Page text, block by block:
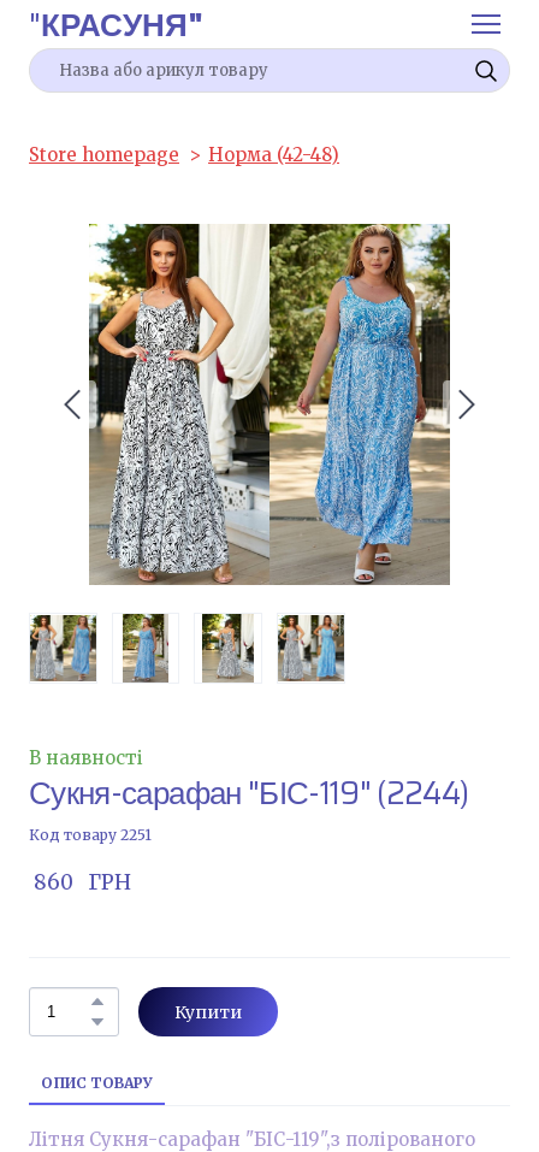
"КРАСУНЯ"
Store homepage Норма (42-48)
В наявності
Сукня-сарафан "БІС-119"(2244)
Код товару 2251
860   ГРН
Купити
ОПИС ТОВАРУ
Літня Сукня-сарафан "БІС-119",з полірованого